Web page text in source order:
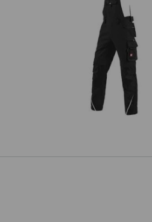
Latzhose e.s.motion